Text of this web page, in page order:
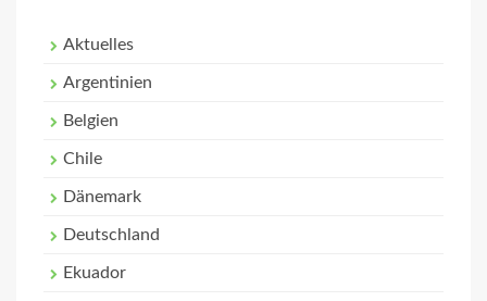
Aktuelles
Argentinien
Belgien
Chile
Dänemark
Deutschland
Ekuador